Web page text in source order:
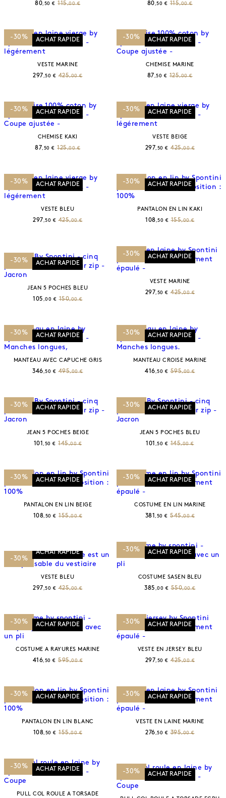
80,50 € 115,00 € 80 ,50 € 115,00 €
-30% ACHAT RAPIDE
VESTE MARINE
297 ,50 € 425,00 €
-30% ACHAT RAPIDE
CHEMISE MARINE
87 ,50 € 125,00 €
-30% ACHAT RAPIDE
CHEMISE KAKI
87,50 € 125,00 €
-30% ACHAT RAPIDE
VESTE BEIGE
297,50 € 425,00 €
-30% ACHAT RAPIDE
VESTE BLEU
297 ,50 € 425,00 €
-30% ACHAT RAPIDE
PANTALON EN LIN KAKI
108 ,50 € 155,00 €
-30% ACHAT RAPIDE
JEAN 5 POCHES BLEU
105 ,00 € 150,00 €
-30% ACHAT RAPIDE
VESTE MARINE
297,50 € 425,00 €
-30% ACHAT RAPIDE
MANTEAU AVEC CAPUCHE GRIS
346 ,50 € 495,00 €
-30% ACHAT RAPIDE
MANTEAU CROISE MARINE
416 ,50 € 595,00 €
-30% ACHAT RAPIDE
JEAN 5 POCHES BEIGE
101 ,50 € 145,00 €
-30% ACHAT RAPIDE
JEAN 5 POCHES BLEU
101 ,50 € 145,00 €
-30% ACHAT RAPIDE
PANTALON EN LIN BEIGE
108,50 € 155,00 €
-30% ACHAT RAPIDE
COSTUME EN LIN MARINE
381 ,50 € 545,00 €
-30%
ACHAT RAPIDE
VESTE BLEU
297 ,50 € 425,00 €
-30% ACHAT RAPIDE
COSTUME SASEN BLEU
385 ,00 € 550,00 €
-30% ACHAT RAPIDE
COSTUME A RAYURES MARINE
416,50 € 595,00 €
-30% ACHAT RAPIDE
VESTE EN JERSEY BLEU
297,50 € 425,00 €
-30% ACHAT RAPIDE
PANTALON EN LIN BLANC
108,50 € 155,00 €
-30% ACHAT RAPIDE
VESTE EN LAINE MARINE
276 ,50 € 395,00 €
-30% ACHAT RAPIDE
PULL COL ROULE A TORSADE
-30% ACHAT RAPIDE